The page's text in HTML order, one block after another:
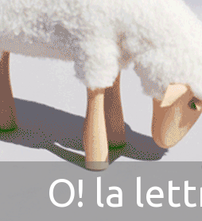
O! la